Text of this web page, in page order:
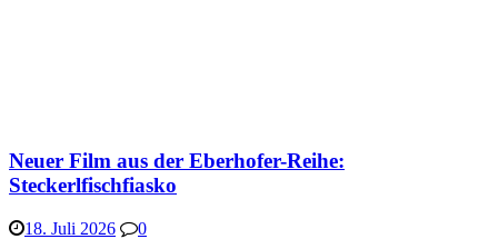
Neuer Film aus der Eberhofer-Reihe:
Steckerlfischfiasko
18. Juli 2026 0